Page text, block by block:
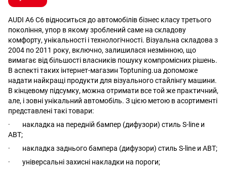
AUDI A6 C6 відноситься до автомобілів бізнес класу третього
покоління, упор в якому зроблений саме на складову
комфорту, унікальності і технологічності. Візуальна складова з
2004 по 2011 року, включно, залишилася незмінною, що
вимагає від більшості власників пошуку компромісних рішень.
В аспекті таких інтернет-магазин Toptuning.ua допоможе
надати найкращі продукти для візуального стайлінгу машини.
В кінцевому підсумку, можна отримати все той же практичний,
але, і зовні унікальний автомобіль. З цією метою в асортименті
представлені такі товари:
· накладка на передній бампер (дифузори) стиль S-line и
ABT;
· накладка заднього бампера (дифузори) стиль S-line и ABT;
· універсальні захисні накладки на пороги;